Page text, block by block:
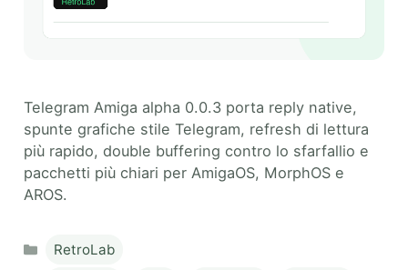
Telegram Amiga alpha 0.0.3 porta reply native,
spunte grafiche stile Telegram, refresh di lettura
più rapido, double buffering contro lo sfarfallio e
pacchetti più chiari per AmigaOS, MorphOS e
AROS.
Categories
RetroLab